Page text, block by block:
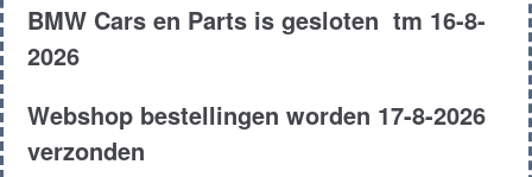
Model : E34
Type :
BMW Cars en Parts is gesloten tm 16-8-
2026
Webshop bestellingen worden 17-8-2026
verzonden